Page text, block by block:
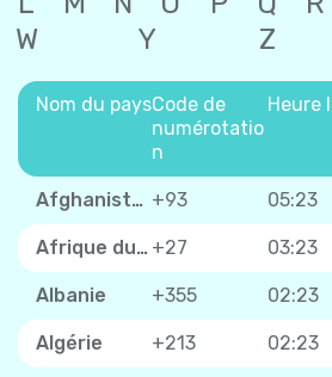
W
Y Z
Nom du paysCode de
numérotatio
n
Heure
Afghanistan +93 05:23
Afrique du Sud +27 03:23
Albanie +355 02:23
Algérie +213 02:23